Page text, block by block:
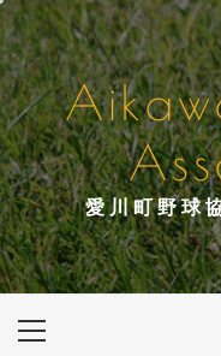
コ
ン
テ
ン
ツ
へ
ス
キ
ッ
プ
愛川町野球
メ